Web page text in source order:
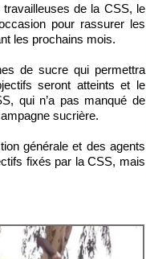
de la CSS, le
pour rassurer les
les prochains mois.
de sucre qui permettra
seront atteints et le
qui n’a pas manqué de
sucrière.
générale et des agents
fixés par la CSS, mais